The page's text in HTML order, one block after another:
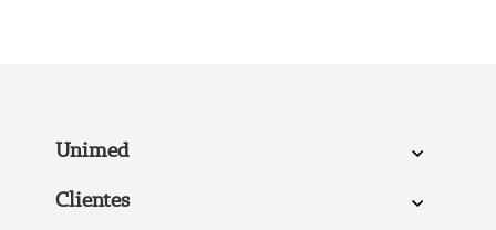
Unimed
Clientes